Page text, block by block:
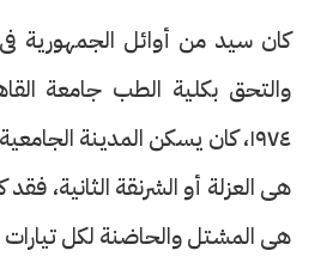
والتحق بكلية الطب جامعة
١٩٧٤، كان يسكن المدينة
هى العزلة أو الشرنقة الثانية،
هى المشتل والحاضنة لكل تيارات